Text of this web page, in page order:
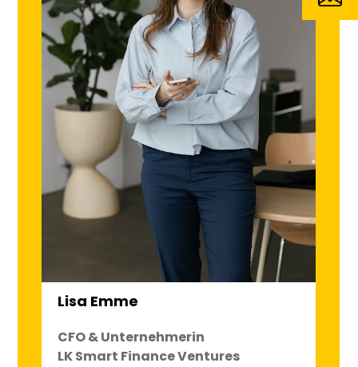
Lisa Emme
CFO & Unternehmerin
LK Smart Finance Ventures